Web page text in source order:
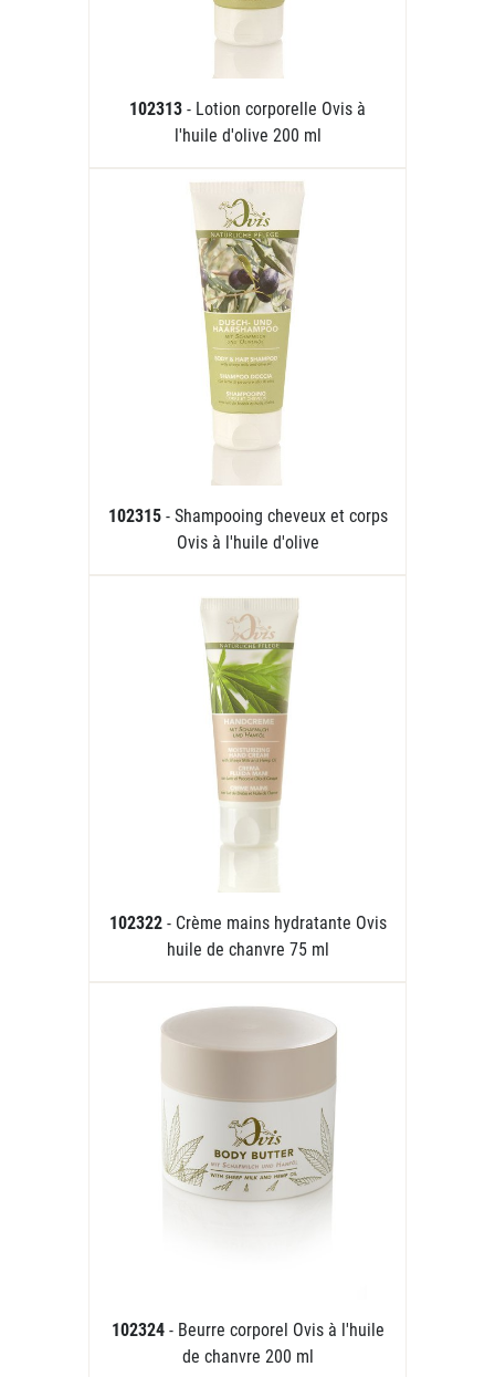
102313 - Lotion corporelle Ovis à
l'huile d'olive 200 ml
102315 - Shampooing cheveux et corps
Ovis à l'huile d'olive
102322 - Crème mains hydratante Ovis
huile de chanvre 75 ml
102324 - Beurre corporel Ovis à l'huile
de chanvre 200 ml